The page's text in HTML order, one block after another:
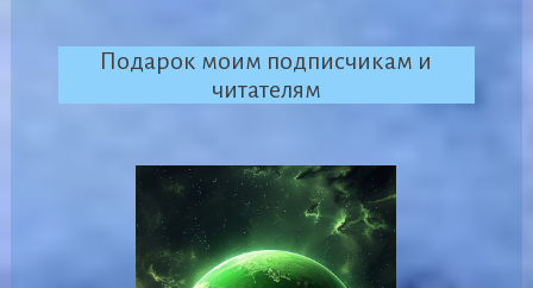
Подарок моим подписчикам и
читателям